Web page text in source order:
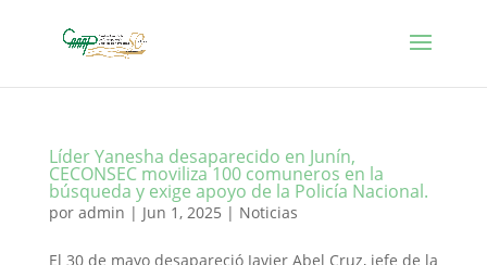
Líder Yanesha desaparecido en Junín,
CECONSEC moviliza 100 comuneros en la
búsqueda y exige apoyo de la Policía Nacional.
por admin | Jun 1, 2025 | Noticias
El 30 de mayo desapareció Javier Abel Cruz, jefe de la